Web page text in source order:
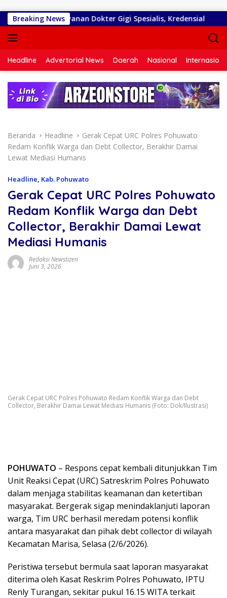
Breaking NewsLayanan Dokter Gigi Spesialis, Kredensial
Headline Advertorial News Daerah Nasional
Beranda Headline
Gerak Cepat URC Polres Pohuwato
Redam Konflik Warga dan Debt Collector, Berakhir Damai
Lewat Mediasi Humanis
Headline, Kab. Pohuwato
Gerak Cepat URC Polres Pohuwato
Redam Konflik Warga dan Debt
Collector, Berakhir Damai Lewat
Mediasi Humanis
Redaksi Newstizen
Juni 3, 2026
Gerak Cepat URC Polres Pohuwato Redam Konflik Warga dan Debt
Collector, Berakhir Damai Lewat Mediasi Humanis (Foto: Dok/Ilustrasi)
POHUWATO – Respons cepat kembali ditunjukkan Tim
Unit Reaksi Cepat (URC) Satreskrim Polres Pohuwato
dalam menjaga stabilitas keamanan dan ketertiban
masyarakat. Bergerak sigap menindaklanjuti laporan
warga, Tim URC berhasil meredam potensi konflik
antara masyarakat dan pihak debt collector di wilayah
Kecamatan Marisa, Selasa (2/6/2026).
Peristiwa tersebut bermula saat laporan masyarakat
diterima oleh Kasat Reskrim Polres Pohuwato, IPTU
Renly Turangan, sekitar pukul 16.15 WITA terkait